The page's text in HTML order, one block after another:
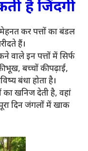
है जिंदगी
मेहनत कर पत्तों का बंडल
हैं।
वाले इन पत्तों में सिर्फ
भूख, बच्चों की पढ़ाई,
बंधा होता है।
का खनिज देती है, वहां
दिन जंगलों में खाक